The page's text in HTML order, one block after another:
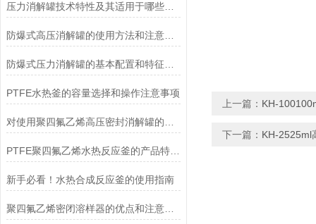
压力消解罐技术特性及其适用于哪些方面
防爆式高压消解罐的使用方法和注意事项
PTFE水热釜的容量选择和操作注意事项
PTFE聚四氟乙烯水热反应釜的产品特点和操作规则介绍
新手必看！水热合成反应釜的使用指南
聚四氟乙烯密闭溶样器的优点和注意事项说明
上一篇： KH-
下一篇： KH-2525ml